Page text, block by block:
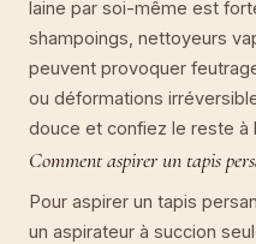
laine par soi-même est
shampoings, nettoyeurs
peuvent provoquer
ou déformations
douce et confiez le reste à
Comment aspirer un tapis
Pour aspirer un tapis
un aspirateur à succion